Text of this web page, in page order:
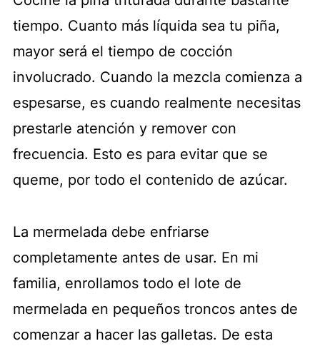
tiempo. Cuanto más líquida sea tu piña,
mayor será el tiempo de cocción
involucrado. Cuando la mezcla comienza a
espesarse, es cuando realmente necesitas
prestarle atención y remover con
frecuencia. Esto es para evitar que se
queme, por todo el contenido de azúcar.
La mermelada debe enfriarse
completamente antes de usar. En mi
familia, enrollamos todo el lote de
mermelada en pequeños troncos antes de
comenzar a hacer las galletas. De esta